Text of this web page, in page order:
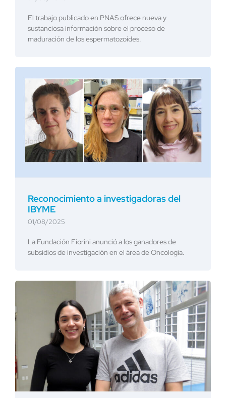
El trabajo publicado en PNAS ofrece nueva y
sustanciosa información sobre el proceso de
maduración de los espermatozoides.
Reconocimiento a investigadoras del
IBYME
01/08/2025
La Fundación Fiorini anunció a los ganadores de
subsidios de investigación en el área de Oncología.